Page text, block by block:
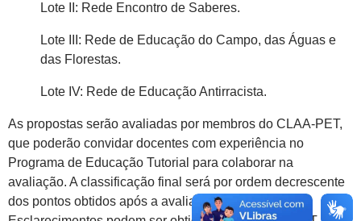
Lote II: Rede Encontro de Saberes.
Lote III: Rede de Educação do Campo, das Águas e
das Florestas.
Lote IV: Rede de Educação Antirracista.
As propostas serão avaliadas por membros do CLAA-PET,
que poderão convidar docentes com experiência no
Programa de Educação Tutorial para colaborar na
avaliação. A classificação final será por ordem decrescente
dos pontos obtidos após a avaliação dos recursos.